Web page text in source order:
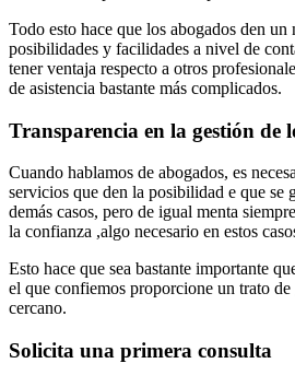
Todo esto hace que los abogados den un
posibilidades y facilidades a nivel de
tener ventaja respecto a otros
de asistencia bastante más complicados.
Transparencia en la gestión de
Cuando hablamos de abogados, es
servicios que den la posibilidad e que se
demás casos, pero de igual menta
la confianza ,algo necesario en estos
Esto hace que sea bastante importante
el que confiemos proporcione un trato
cercano.
Solicita una primera consulta